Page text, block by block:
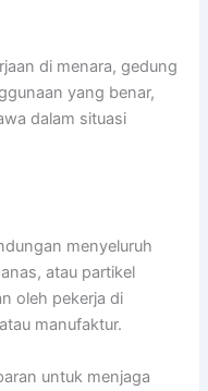
di menara, gedung
yang benar,
dalam situasi
menyeluruh
atau partikel
oleh pekerja di
manufaktur.
untuk menjaga